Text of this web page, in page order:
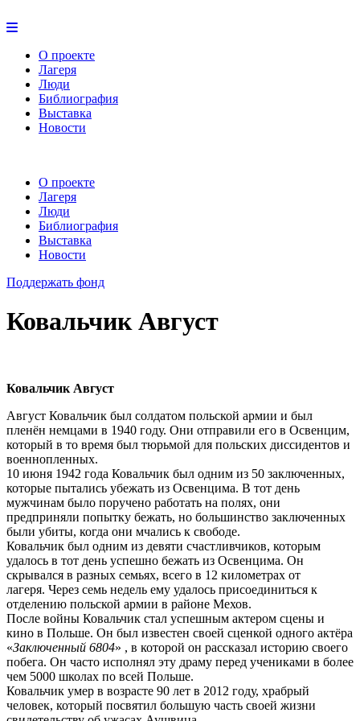
О проекте
Лагеря
Люди
Библиография
Выставка
Новости
О проекте
Лагеря
Люди
Библиография
Выставка
Новости
Поддержать фонд
Ковальчик Август
Ковальчик Август
Август Ковальчик был солдатом польской армии и был
пленён немцами в 1940 году. Они отправили его в Освенцим,
который в то время был тюрьмой для польских диссидентов и
военнопленных.
10 июня 1942 года Ковальчик был одним из 50 заключенных,
которые пытались убежать из Освенцима. В тот день
мужчинам было поручено работать на полях, они
предприняли попытку бежать, но большинство заключенных
были убиты, когда они мчались к свободе.
Ковальчик был одним из девяти счастливчиков, которым
удалось в тот день успешно бежать из Освенцима. Он
скрывался в разных семьях, всего в 12 километрах от
лагеря. Через семь недель ему удалось присоединиться к
отделению польской армии в районе Мехов.
После войны Ковальчик стал успешным актером сцены и
кино в Польше. Он был известен своей сценкой одного актёра
«Заключенный 6804» , в которой он рассказал историю своего
побега. Он часто исполнял эту драму перед учениками в более
чем 5000 школах по всей Польше.
Ковальчик умер в возрасте 90 лет в 2012 году, храбрый
человек, который посвятил большую часть своей жизни